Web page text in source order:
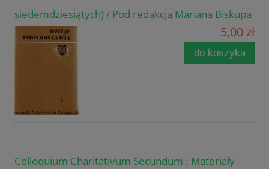
siedemdziesiątych) / Pod redakcją Mariana Biskupa
5,00 zł
do koszyka
Colloquium Charitativum Secundum : Materiały